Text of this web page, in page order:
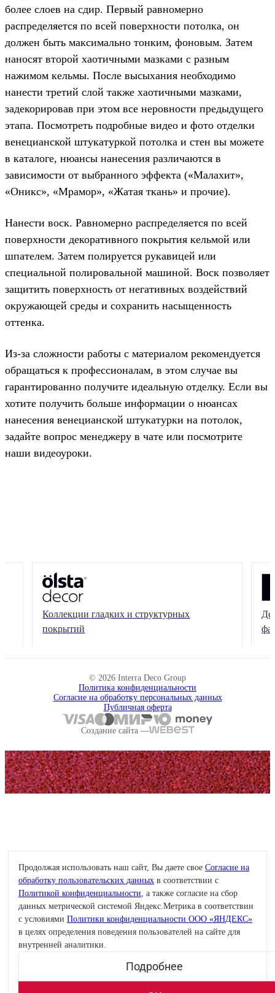
более слоев на сдир. Первый равномерно
распределяется по всей поверхности потолка, он
должен быть максимально тонким, фоновым. Затем
наносят второй хаотичными мазками с разным
нажимом кельмы. После высыхания необходимо
нанести третий слой также хаотичными мазками,
задекорировав при этом все неровности предыдущего
этапа. Посмотреть подробные видео и фото отделки
венецианской штукатуркой потолка и стен вы можете
в каталоге, нюансы нанесения различаются в
зависимости от выбранного эффекта («Малахит»,
«Оникс», «Мрамор», «Жатая ткань» и прочие).
Нанести воск. Равномерно распределяется по всей
поверхности декоративного покрытия кельмой или
шпателем. Затем полируется рукавицей или
специальной полировальной машиной. Воск позволяет
защитить поверхность от негативных воздействий
окружающей среды и сохранить насыщенность
оттенка.
Из-за сложности работы с материалом рекомендуется
обращаться к профессионалам, в этом случае вы
гарантированно получите идеальную отделку. Если вы
хотите получить больше информации о нюансах
нанесения венецианской штукатурки на потолок,
задайте вопрос менеджеру в чате или посмотрите
наши видеоуроки.
Коллекции гладких и структурных
покрытий
© 2026 Interra Deco Group
Политика конфиденциальности
Согласие на обработку персональных данных
Публичная оферта
Создание сайта —
Продолжая использовать наш сайт, Вы даете свое Согласие на
обработку пользовательских данных в соответствии с
Политикой конфиденциальности, а также согласие на сбор
данных метрической системой Яндекс.Метрика в соответствии
с условиями Политики конфиденциальности ООО «ЯНДЕКС»
в целях определения поведения пользователей на сайте для
внутренней аналитики.
Подробнее